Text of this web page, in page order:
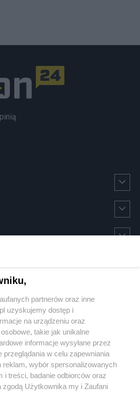
Instagram Youtube
partnerów oraz inne
uzyskujemy dostęp i
na urządzeniu oraz
takie jak unikalne
informacje wysyłane przez
przeglądania w celu zapewniania
reklam, wybór spersonalizowanych
i treści, badanie odbiorców oraz
zgodą Użytkownika my i Zaufani